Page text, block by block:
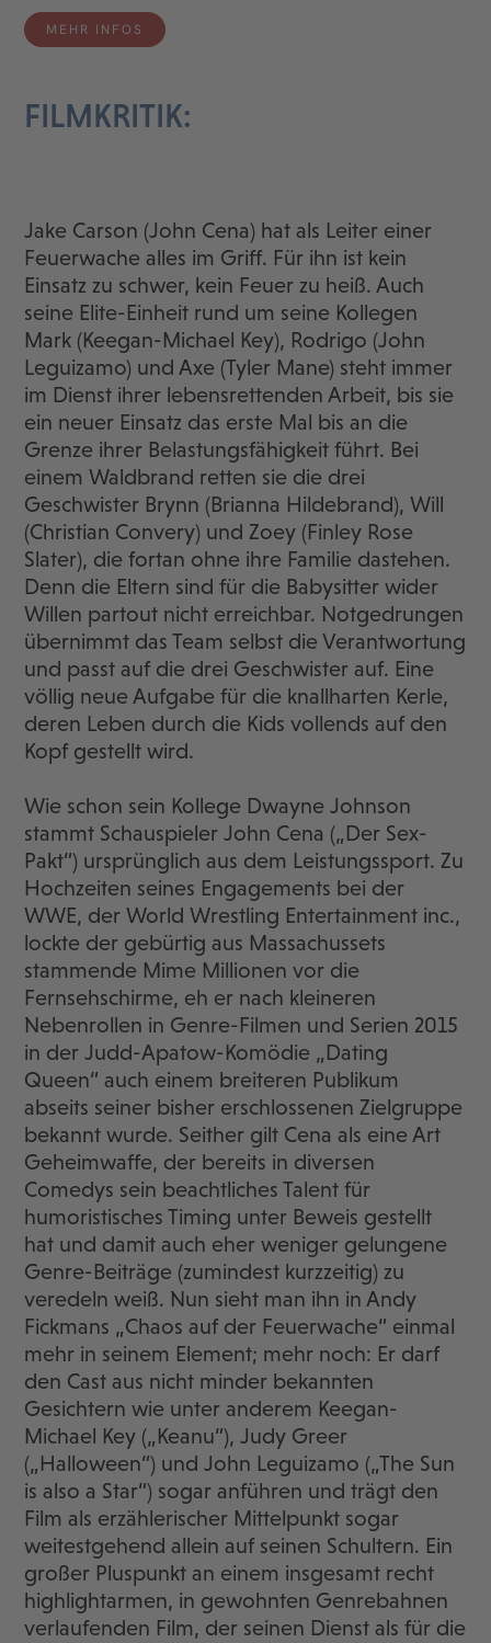
MEHR INFOS
FILMKRITIK:
Jake Carson (John Cena) hat als Leiter einer
Feuerwache alles im Griff. Für ihn ist kein
Einsatz zu schwer, kein Feuer zu heiß. Auch
seine Elite-Einheit rund um seine Kollegen
Mark (Keegan-Michael Key), Rodrigo (John
Leguizamo) und Axe (Tyler Mane) steht immer
im Dienst ihrer lebensrettenden Arbeit, bis sie
ein neuer Einsatz das erste Mal bis an die
Grenze ihrer Belastungsfähigkeit führt. Bei
einem Waldbrand retten sie die drei
Geschwister Brynn (Brianna Hildebrand), Will
(Christian Convery) und Zoey (Finley Rose
Slater), die fortan ohne ihre Familie dastehen.
Denn die Eltern sind für die Babysitter wider
Willen partout nicht erreichbar. Notgedrungen
übernimmt das Team selbst die Verantwortung
und passt auf die drei Geschwister auf. Eine
völlig neue Aufgabe für die knallharten Kerle,
deren Leben durch die Kids vollends auf den
Kopf gestellt wird.
Wie schon sein Kollege Dwayne Johnson
stammt Schauspieler John Cena („Der Sex-
Pakt“) ursprünglich aus dem Leistungssport. Zu
Hochzeiten seines Engagements bei der
WWE, der World Wrestling Entertainment inc.,
lockte der gebürtig aus Massachussets
stammende Mime Millionen vor die
Fernsehschirme, eh er nach kleineren
Nebenrollen in Genre-Filmen und Serien 2015
in der Judd-Apatow-Komödie „Dating
Queen“ auch einem breiteren Publikum
abseits seiner bisher erschlossenen Zielgruppe
bekannt wurde. Seither gilt Cena als eine Art
Geheimwaffe, der bereits in diversen
Comedys sein beachtliches Talent für
humoristisches Timing unter Beweis gestellt
hat und damit auch eher weniger gelungene
Genre-Beiträge (zumindest kurzzeitig) zu
veredeln weiß. Nun sieht man ihn in Andy
Fickmans „Chaos auf der Feuerwache“ einmal
mehr in seinem Element; mehr noch: Er darf
den Cast aus nicht minder bekannten
Gesichtern wie unter anderem Keegan-
Michael Key („Keanu“), Judy Greer
(„Halloween“) und John Leguizamo („The Sun
is also a Star“) sogar anführen und trägt den
Film als erzählerischer Mittelpunkt sogar
weitestgehend allein auf seinen Schultern. Ein
großer Pluspunkt an einem insgesamt recht
highlightarmen, in gewohnten Genrebahnen
verlaufenden Film, der seinen Dienst als für die